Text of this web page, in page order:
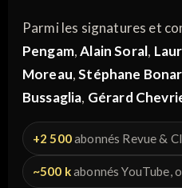
Parmi les signatures et
Pengam,Alain Soral,
Moreau,Stéphane
Bussaglia, Gérard
+2 500abonnés Revue &
~500 kabonnés YouTube,